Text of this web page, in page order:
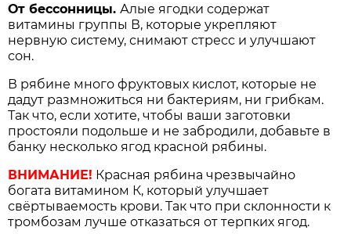
От бессонницы.Алые ягодки содержат
витамины группы В, которые укрепляют
нервную систему, снимают стресс и улучшают
сон.
В рябине много фруктовых кислот, которые не
дадут размножиться ни бактериям, ни грибкам.
Так что, если хотите, чтобы ваши заготовки
простояли подольше и не забродили, добавьте в
банку несколько ягод красной рябины.
ВНИМАНИЕ! Красная рябина чрезвычайно
богата витамином К, который улучшает
свёртываемость крови. Так что при склонности к
тромбозам лучше отказаться от терпких ягод.